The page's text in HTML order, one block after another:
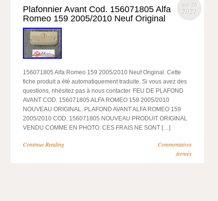
avr 26
2021
Plafonnier Avant Cod. 156071805 Alfa
Romeo 159 2005/2010 Neuf Original
156071805 Alfa Romeo 159 2005/2010 Neuf Original. Cette
fiche produit a été automatiquement traduite. Si vous avez des
questions, nhésitez pas à nous contacter. FEU DE PLAFOND
AVANT COD. 156071805 ALFA ROMEO 159 2005/2010
NOUVEAU ORIGINAL. PLAFOND AVANT ALFA ROMEO 159
2005/2010 COD. 156071805 NOUVEAU PRODUIT ORIGINAL
VENDU COMME EN PHOTO. CES FRAIS NE SONT […]
Continue Reading
Commentaires
fermés